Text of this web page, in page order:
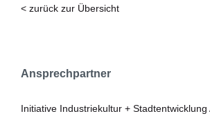
< zurück zur Übersicht
Ansprechpartner
Initiative Industriekultur + Stadtentwicklung